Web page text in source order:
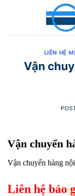
LIÊN HỆ
Vận
Vận chuyển
Vận chuyển hàng
Liên hệ báo